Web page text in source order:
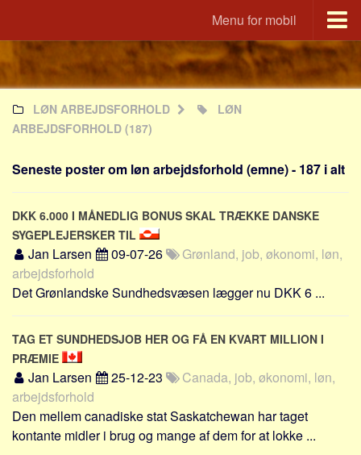
Menu for mobil
Portal
Udvandrerne.dk
Utvandrerne.no
Utvandrarna.se
Rusland.dk
JLKM.dk
Lande
Tyrkiet
Spanien
Frankrig
Sverige
Norge
Thailand
Italien
LØN ARBEJDSFORHOLD
LØN
ARBEJDSFORHOLD (187)
Seneste poster om løn arbejdsforhold (emne) - 187 i alt
DKK 6.000 I MÅNEDLIG BONUS SKAL TRÆKKE DANSKE
SYGEPLEJERSKER TIL
Jan Larsen 09-07-26
Grønland, job, økonomi, løn,
arbejdsforhold
Det Grønlandske Sundhedsvæsen lægger nu DKK 6 ...
TAG ET SUNDHEDSJOB HER OG FÅ EN KVART MILLION I
PRÆMIE
Jan Larsen 25-12-23
Canada, job, økonomi, løn,
arbejdsforhold
Den mellem canadiske stat Saskatchewan har taget
kontante midler i brug og mange af dem for at lokke ...